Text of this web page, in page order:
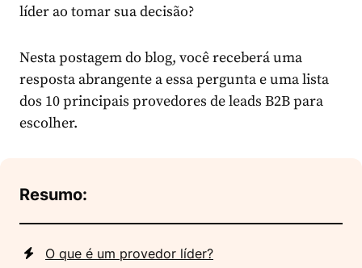
líder ao tomar sua decisão?
Nesta postagem do blog, você receberá uma
resposta abrangente a essa pergunta e uma lista
dos 10 principais provedores de leads B2B para
escolher.
Resumo:
O que é um provedor líder?